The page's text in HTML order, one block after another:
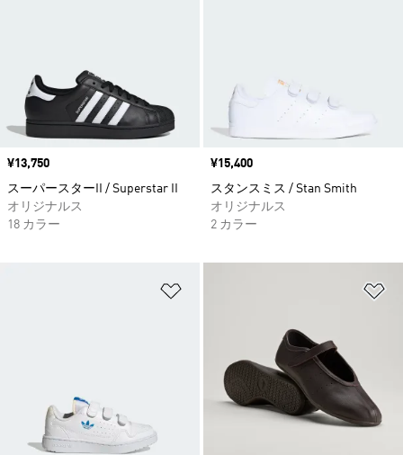
価格
¥13,750
スーパースターII / Superstar II
オリジナルス
18 カラー
価格
¥15,400
スタンスミス / Stan Smith
オリジナルス
2 カラー